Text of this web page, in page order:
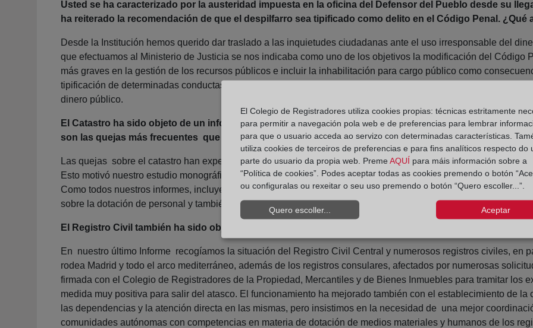
Usted se ha caracterizado por la austeridad impuesta en la oficina del Defensor del Pueblo desde su
ha reiterado la recomendación de que el despilfarro sea tipificado como delito en el Código Penal.
Desde la Institución hemos querido dar traslado a las inquietudes ciudadanas ante el uso irresponsable del
que efectuamos al Ministerio de Justicia se nos indicaba como uno de los objetivos la modificación del Código
más graves en la gestión de los recursos públicos e incluir la inhabilitación para cargo público como
tipificación de determinadas conductas relacionadas con la falsedad contable y documental, cuyo castigo
dinero público.
El Catastro ha sido objeto de un informe por parte del Defensor del Pueblo con el objetivo de que se
son las quejas más frecuentes que se reciben en su oficina sobre esta institución?
Las quejas sobre el catastro han experimentado un continuo crecimiento en los últimos años, y tratan sobre
Esto motivó nuestro estudio monográfico “La realidad catastral en España: perspectiva del Defensor del
Como todos nuestros informes, incluye una serie de recomendaciones, unas generales, otras sobre la labor
sobre la dotación de personal y también sobre el funcionamiento de la oficina y la tramitación de procedimientos
El Registro Civil también ha sido objeto de numerosas quejas. ¿Cuáles son estas?
En nuestro último Informe recogíamos la situación del Registro Civil Central y numerosos registros civiles, en
rodea Madrid y todo el arco mediterráneo, además de los registros consulares, afectados por numerosas
firmada con el Colegio de Registradores de la Propiedad, Mercantiles y de Bienes Inmuebles para tramitar los
medida muy positiva para salir del atasco. El funcionamiento ha mejorado también con el establecimiento de
las dependencias y la atención directa en las mismas, pero insistimos en la necesidad de una mejor
comunidades autónomas con competencias en materia de dotación de medios materiales y humanos de los
El Colegio de Registradores utiliza cookies propias: técnicas estritamente
para permitir a navegación pola web e de preferencias para lembrar
para que o usuario acceda ao servizo con determinadas características.
utiliza cookies de terceiros de preferencias e para fins analíticos respecto do
parte do usuario da propia web. Preme AQUÍ para máis información sobre a
“Política de cookies”. Podes aceptar todas as cookies premendo o botón
ou configuralas ou rexeitar o seu uso premendo o botón “Quero escoller...”.
Quero escoller... Aceptar